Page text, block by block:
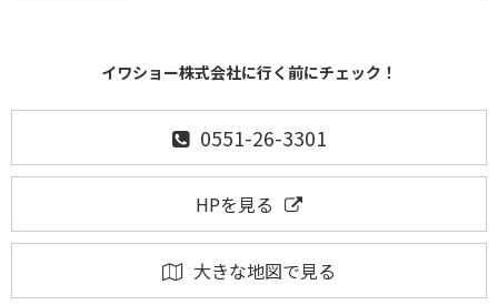
イワショー株式会社に行く前にチェック！
0551-26-3301
HPを見る
大きな地図で見る